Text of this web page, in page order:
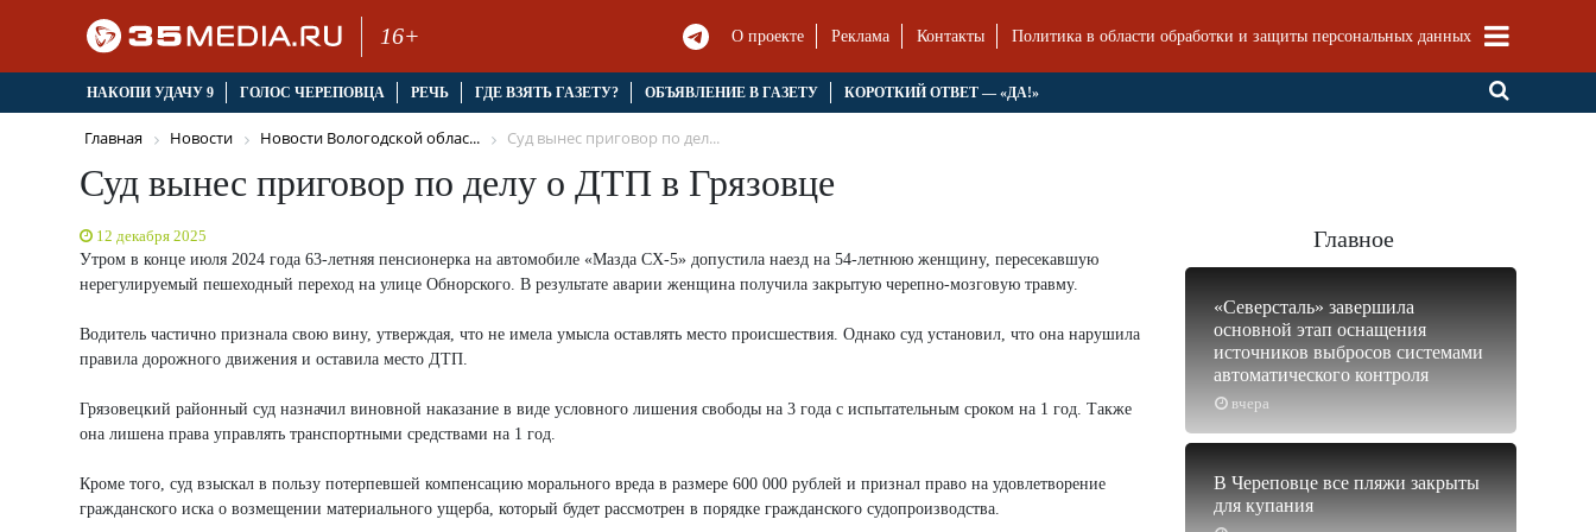
16+ О проекте Реклама Контакты Политика в области обработки и защиты персональных данных
НАКОПИ УДАЧУ 9 ГОЛОС ЧЕРЕПОВЦА РЕЧЬ ГДЕ ВЗЯТЬ ГАЗЕТУ? ОБЪЯВЛЕНИЕ В ГАЗЕТУ КОРОТКИЙ ОТВЕТ — «ДА!»
Главная Новости Новости Вологодской облас... Суд вынес приговор по дел...
Суд вынес приговор по делу о ДТП в Грязовце
12 декабря 2025
Утром в конце июля 2024 года 63-летняя пенсионерка на автомобиле «Мазда CX-5» допустила наезд на 54-летнюю женщину, пересекавшую
нерегулируемый пешеходный переход на улице Обнорского. В результате аварии женщина получила закрытую черепно-мозговую травму.
Водитель частично признала свою вину, утверждая, что не имела умысла оставлять место происшествия. Однако суд установил, что она нарушила
правила дорожного движения и оставила место ДТП.
Грязовецкий районный суд назначил виновной наказание в виде условного лишения свободы на 3 года с испытательным сроком на 1 год. Также
она лишена права управлять транспортными средствами на 1 год.
Кроме того, суд взыскал в пользу потерпевшей компенсацию морального вреда в размере 600 000 рублей и признал право на удовлетворение
гражданского иска о возмещении материального ущерба, который будет рассмотрен в порядке гражданского судопроизводства.
Главное
вчера
«Северсталь» завершила
основной этап оснащения
источников выбросов системами
автоматического контроля
В Череповце все пляжи закрыты
для купания